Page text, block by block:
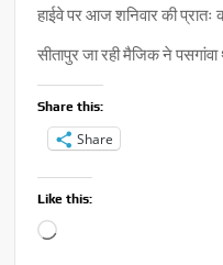
हाईवे पर आज शनिवार की
सीतापुर जा रही मैजिक ने पसगांवा
Share this:
Share
Like this:
Loading…